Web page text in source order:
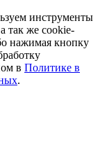
инструменты
так же cookie-
нажимая кнопку
в Политике в
.